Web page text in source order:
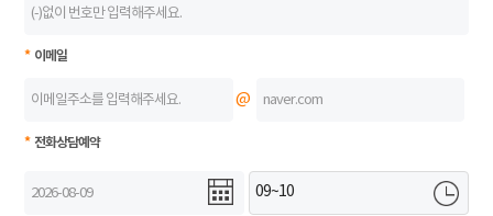
* 이메일
@
* 전화상담예약